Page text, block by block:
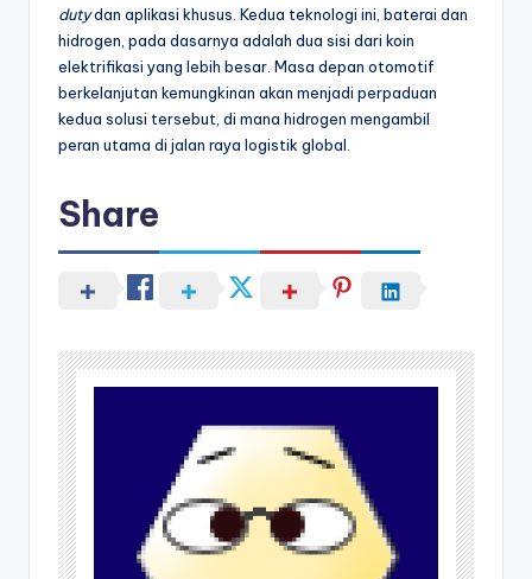
dutydan aplikasi khusus. Kedua teknologi ini, baterai dan
hidrogen, pada dasarnya adalah dua sisi dari koin
elektrifikasi yang lebih besar. Masa depan otomotif
berkelanjutan kemungkinan akan menjadi perpaduan
kedua solusi tersebut, di mana hidrogen mengambil
peran utama di jalan raya logistik global.
Share